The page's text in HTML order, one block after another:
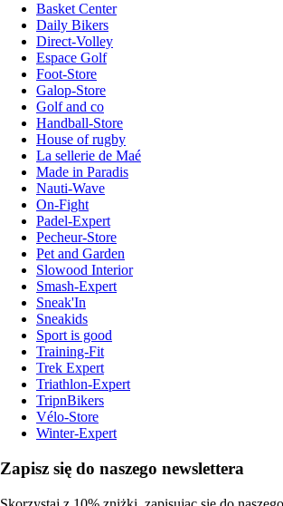
Basket Center
Daily Bikers
Direct-Volley
Espace Golf
Foot-Store
Galop-Store
Golf and co
Handball-Store
House of rugby
La sellerie de Maé
Made in Paradis
Nauti-Wave
On-Fight
Padel-Expert
Pecheur-Store
Pet and Garden
Slowood Interior
Smash-Expert
Sneak'In
Sneakids
Sport is good
Training-Fit
Trek Expert
Triathlon-Expert
TripnBikers
Vélo-Store
Winter-Expert
Zapisz się do naszego newslettera